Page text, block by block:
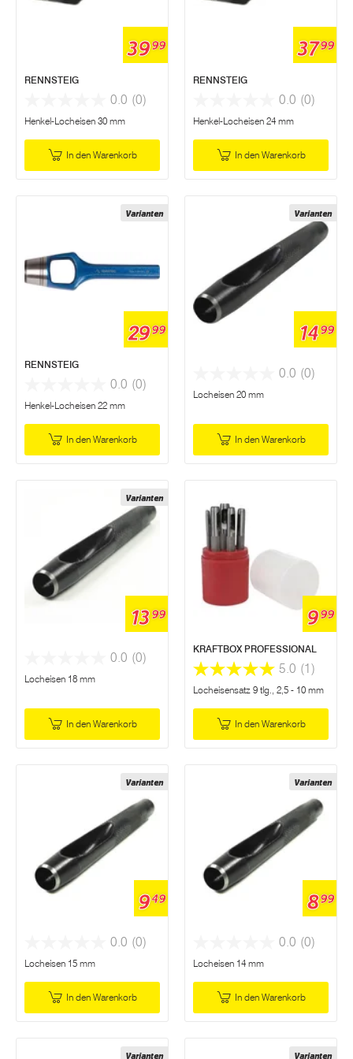
3999
RENNSTEIG
0.0 (0)
Henkel-Locheisen 30 mm
In den Warenkorb
3799
RENNSTEIG
0.0 (0)
Henkel-Locheisen 24 mm
In den Warenkorb
Varianten
2999
RENNSTEIG
0.0 (0)
Henkel-Locheisen 22 mm
In den Warenkorb
Varianten
1499
0.0 (0)
Locheisen 20 mm
In den Warenkorb
Varianten
1399
0.0 (0)
Locheisen 18 mm
In den Warenkorb
999
KRAFTBOX PROFESSIONAL
5.0 (1)
Locheisensatz 9 tlg., 2,5 - 10 mm
In den Warenkorb
Varianten
949
0.0 (0)
Locheisen 15 mm
In den Warenkorb
Varianten
899
0.0 (0)
Locheisen 14 mm
In den Warenkorb
Varianten Varianten